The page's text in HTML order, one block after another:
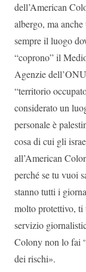
dell’American
albergo, ma
sempre il luogo
“coprono” il
Agenzie
“territorio
considerato un
personale è
cosa di cui gli
all’American
perché se tu vuoi
stanno tutti i
molto protettivo, ti
servizio
Colony non lo fai
dei rischi».